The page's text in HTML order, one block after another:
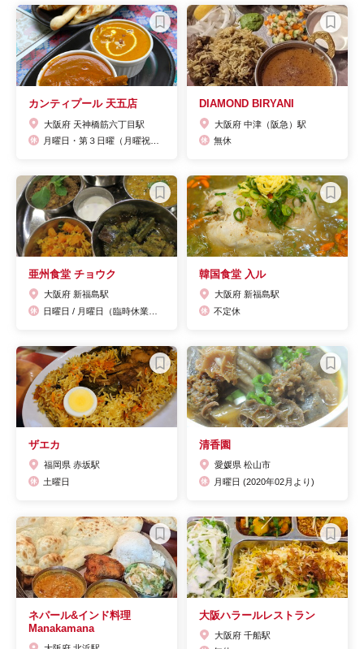
カンティプール 天五店
大阪府 天神橋筋六丁目駅
DIAMOND BIRYANI
大阪府 中津（阪急）駅
無休
亜州食堂 チョウク
大阪府 新福島駅
韓国食堂 入ル
大阪府 新福島駅
不定休
ザエカ
福岡県 赤坂駅
土曜日
清香園
愛媛県 松山市
月曜日 (2020年02月より)
ネパール&インド料理
Manakamana
大阪ハラールレストラン
大阪府 千船駅